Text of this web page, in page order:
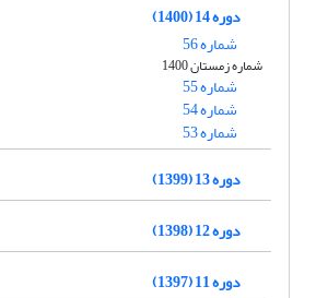
دوره 14 (1400)
شماره 56
شماره زمستان 1400
شماره 55
شماره 54
شماره 53
دوره 13 (1399)
دوره 12 (1398)
دوره 11 (1397)